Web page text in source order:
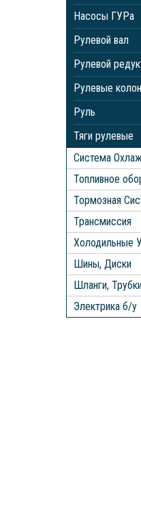
Насосы ГУРа
Рулевой вал
Рулевой
Рулевые
Руль
Тяги рулевые
Система
Топливное
Тормозная
Трансмиссия
Холодильные
Шины, Диски
Шланги,
Электрика б/у